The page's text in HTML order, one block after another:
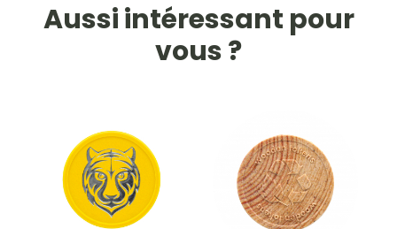
Aussi intéressant pour
vous ?